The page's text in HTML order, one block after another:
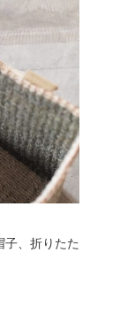
子、折りたた